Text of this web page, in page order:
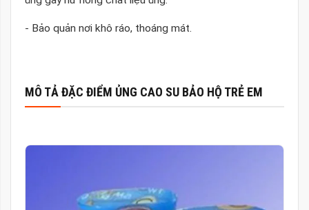
- Bảo quản nơi khô ráo, thoáng mát.
MÔ TẢ ĐẶC ĐIỂM ỦNG CAO SU BẢO HỘ TRẺ EM